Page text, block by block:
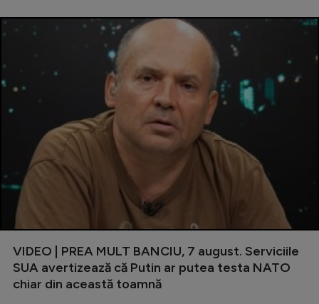
VIDEO | PREA MULT BANCIU, 7 august. Serviciile
SUA avertizează că Putin ar putea testa NATO
chiar din această toamnă